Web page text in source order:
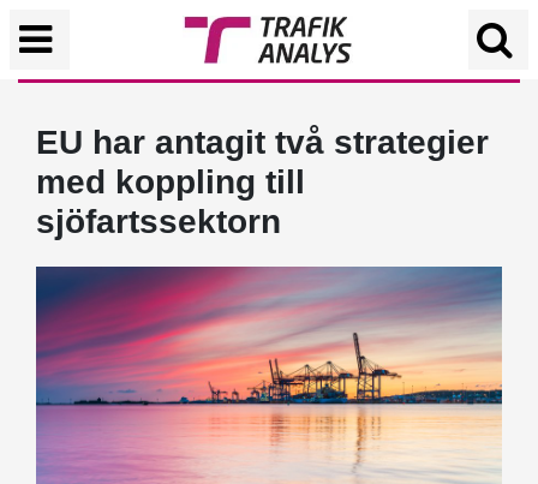
EU har antagit två strategier
med koppling till
sjöfartssektorn